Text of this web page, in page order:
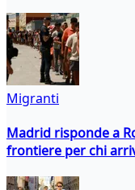
Migranti
Madrid risponde a
frontiere per chi